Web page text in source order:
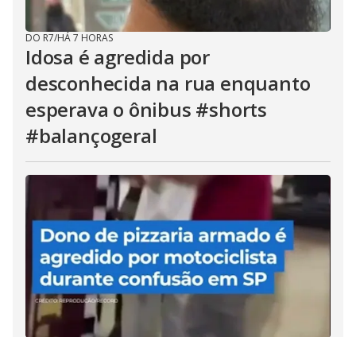
DO R7/HÁ 7 HORAS
Idosa é agredida por
desconhecida na rua enquanto
esperava o ônibus #shorts
#balançogeral